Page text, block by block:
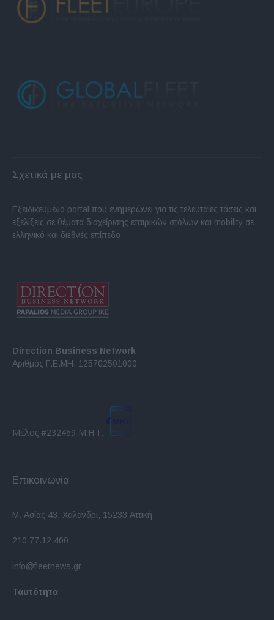
Σχετικά με μας
Εξειδικευμένο portal που ενημερώνει για τις τελευταίες τάσεις και
εξελίξεις σε θέματα διαχείρισης εταιρικών στόλων και mobility σε
ελληνικό και διεθνές επίπεδο.
Direction Business Network
Αριθμός Γ.Ε.ΜΗ. 125702501000
Μέλος #232469 Μ.Η.Τ.
Επικοινωνία
Μ. Ασίας 43, Χαλάνδρι, 15233 Αττική
210 77.12.400
info@fleetnews.gr
Ταυτότητα